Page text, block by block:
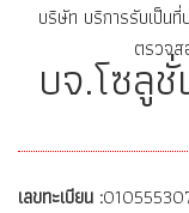
บริษัท บริการรับเป็น
ตรวจส
บจ.โซลู
เลขทะเบียน :